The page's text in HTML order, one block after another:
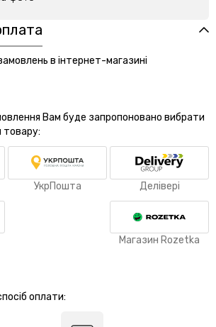
в інтернет-магазині
Вам буде запропоновано вибрати
товару:
УкрПошта Делівері
Магазин Rozetka
оплати: